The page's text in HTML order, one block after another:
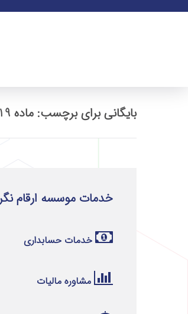
بایگانی برای برچسب: ماده 19 قانون بیمه
خدمات موسسه ارقام
خدمات حسابداری
مشاوره مالیات